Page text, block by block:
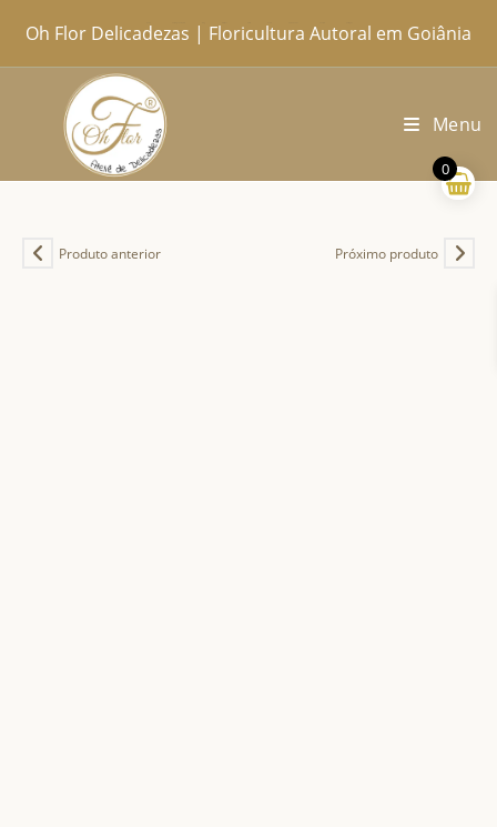
para
o
Oh Flor Delicadezas | Floricultura Autoral em Goiânia
Menu
Produto anterior Próximo produto
0